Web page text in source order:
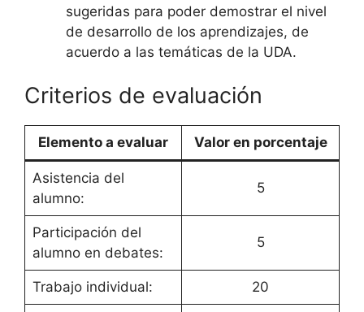
sugeridas para poder demostrar el nivel
de desarrollo de los aprendizajes, de
acuerdo a las temáticas de la UDA.
Criterios de evaluación
Elemento a evaluar Valor en porcentaje
Asistencia del
alumno:
5
Participación del
alumno en debates:
5
Trabajo individual: 20